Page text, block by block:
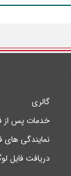
گالری
خدمات پس از
نمایندگی
دریافت فایل